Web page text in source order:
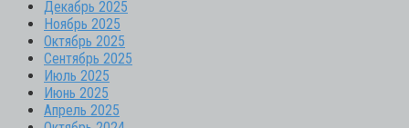
Декабрь 2025
Ноябрь 2025
Октябрь 2025
Сентябрь 2025
Июль 2025
Июнь 2025
Апрель 2025